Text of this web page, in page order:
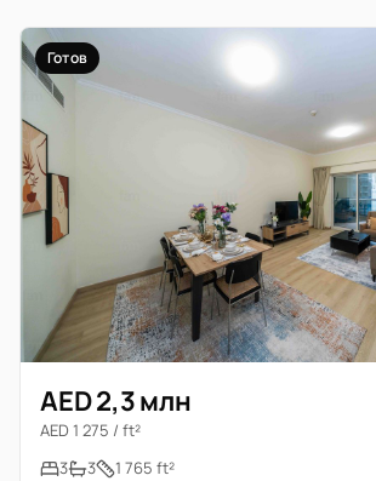
Готов
AED 2,3 млн
AED 1 275 / ft²
3
3 1 765 ft²